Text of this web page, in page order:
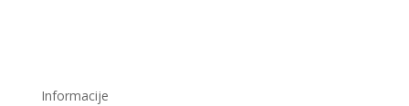
Informacije